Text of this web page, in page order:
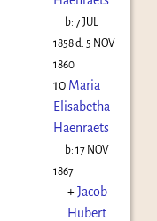
b:7 JUL
1858d: 5 NOV
1860
10 Maria
Elisabetha
Haenraets
b:17 NOV
1867
+Jacob
Hubert